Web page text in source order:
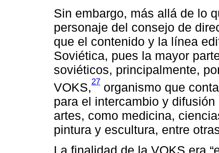
Sin embargo, más allá de lo
personaje del consejo de
que el contenido y la línea
Soviética, pues la mayor
soviéticos, principalmente,
VOKS,27 organismo que
para el intercambio y
artes, como medicina,
pintura y escultura, entre
La finalidad de la VOKS era